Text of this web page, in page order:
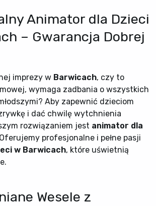
Animator dla Dzieci
– Gwarancja Dobrej
imprezy w Barwicach, czy to
wymaga zadbania o wszystkich
Aby zapewnić dzieciom
i dać chwilę wytchnienia
rozwiązaniem jest animator dla
profesjonalne i pełne pasji
w Barwicach, które uświetnią
Wesele z